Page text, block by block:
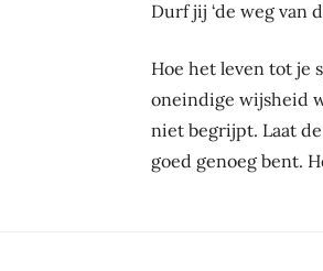
Durf jij ‘de weg van
Hoe het leven tot je
oneindige wijsheid
niet begrijpt. Laat
goed genoeg bent.